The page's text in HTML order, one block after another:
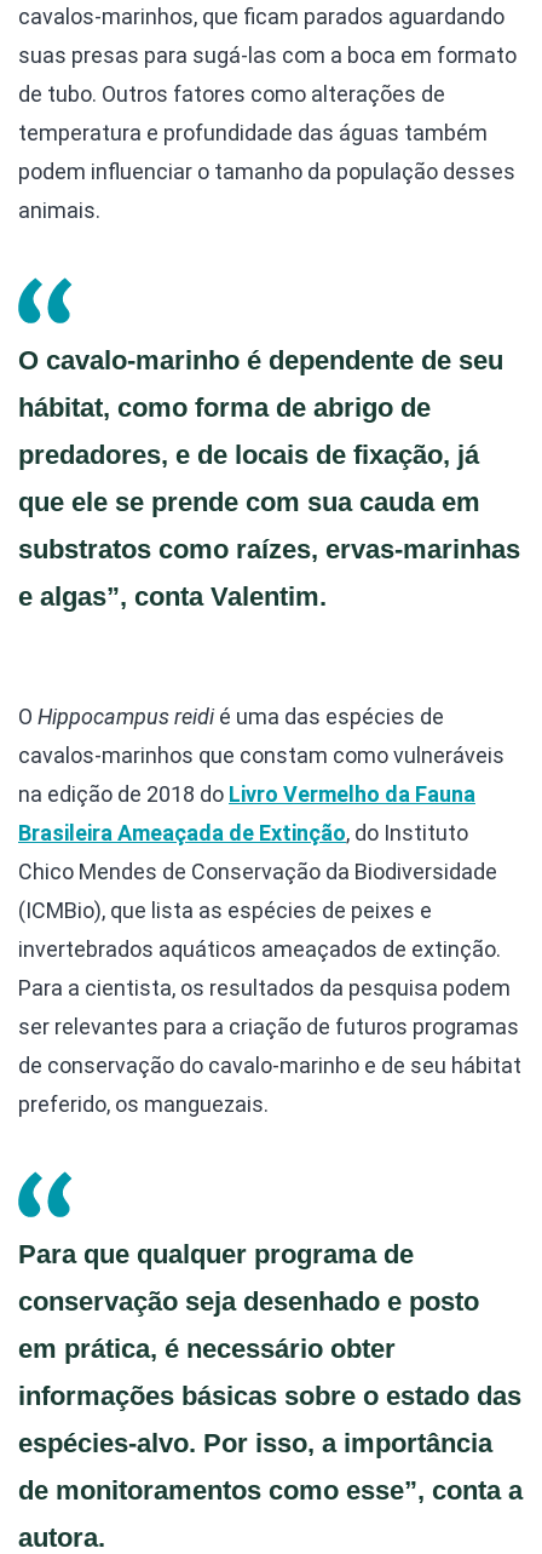
cavalos-marinhos, que ficam parados aguardando
suas presas para sugá-las com a boca em formato
de tubo. Outros fatores como alterações de
temperatura e profundidade das águas também
podem influenciar o tamanho da população desses
animais.
O cavalo-marinho é dependente de seu
hábitat, como forma de abrigo de
predadores, e de locais de fixação, já
que ele se prende com sua cauda em
substratos como raízes, ervas-marinhas
e algas”, conta Valentim.
O Hippocampus reidié uma das espécies de
cavalos-marinhos que constam como vulneráveis
na edição de 2018 do Livro Vermelho da Fauna
Brasileira Ameaçada de Extinção, do Instituto
Chico Mendes de Conservação da Biodiversidade
(ICMBio), que lista as espécies de peixes e
invertebrados aquáticos ameaçados de extinção.
Para a cientista, os resultados da pesquisa podem
ser relevantes para a criação de futuros programas
de conservação do cavalo-marinho e de seu hábitat
preferido, os manguezais.
Para que qualquer programa de
conservação seja desenhado e posto
em prática, é necessário obter
informações básicas sobre o estado das
espécies-alvo. Por isso, a importância
de monitoramentos como esse”, conta a
autora.